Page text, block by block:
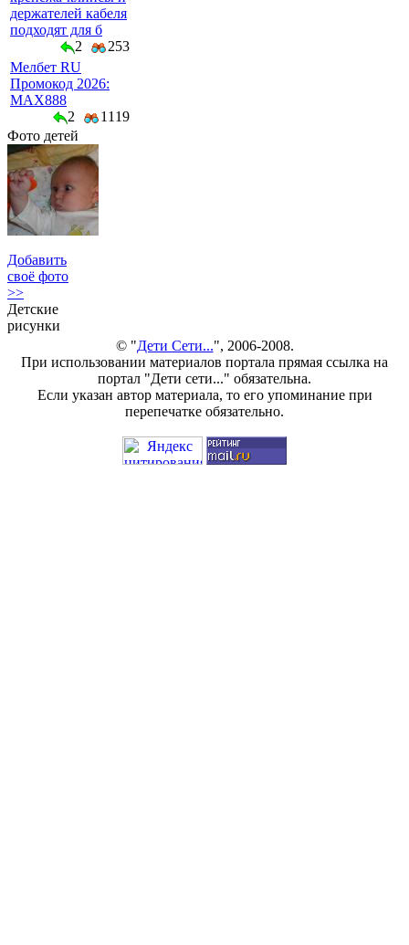
держателей кабеля
подходят для б
2
253
Мелбет RU
Промокод 2026:
MAX888
2
1119
Фото детей
Добавить
своё фото
>>
Детские
рисунки
© "Дети Сети...", 2006-2008.
При использовании материалов портала прямая ссылка на
портал "Дети сети..." обязательна.
Если указан автор материала, то его упоминание при
перепечатке обязательно.